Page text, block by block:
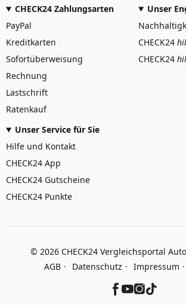
CHECK24 Zahlungsarten
PayPal
Kreditkarten
Sofortüberweisung
Rechnung
Lastschrift
Ratenkauf
Unser
CHECK24
CHECK24
Unser Service für Sie
Hilfe und Kontakt
CHECK24 App
CHECK24 Gutscheine
CHECK24 Punkte
© 2026 CHECK24 Vergleichsportal
AGB
Datenschutz Impressum